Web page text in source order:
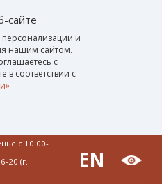
сайте
и
нашим сайтом.
с
соответствии с
c 10:00-
20 (г.
EN